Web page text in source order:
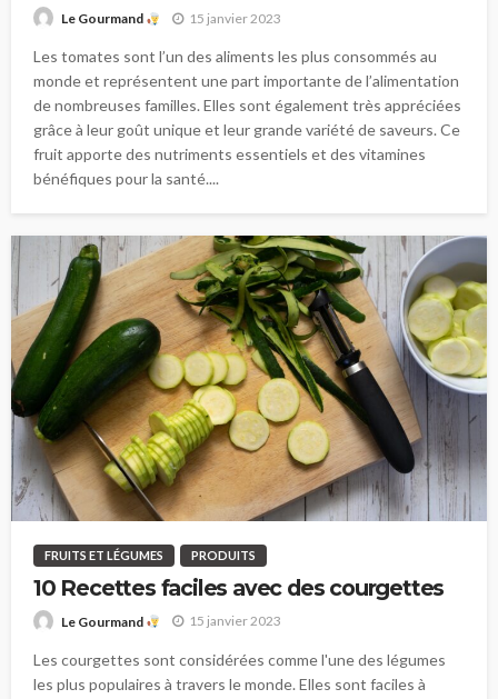
Le Gourmand 15 janvier 2023
Les tomates sont l’un des aliments les plus consommés au
monde et représentent une part importante de l’alimentation
de nombreuses familles. Elles sont également très appréciées
grâce à leur goût unique et leur grande variété de saveurs. Ce
fruit apporte des nutriments essentiels et des vitamines
bénéfiques pour la santé....
FRUITS ET LÉGUMES PRODUITS
10 Recettes faciles avec des courgettes
Le Gourmand 15 janvier 2023
Les courgettes sont considérées comme l'une des légumes
les plus populaires à travers le monde. Elles sont faciles à